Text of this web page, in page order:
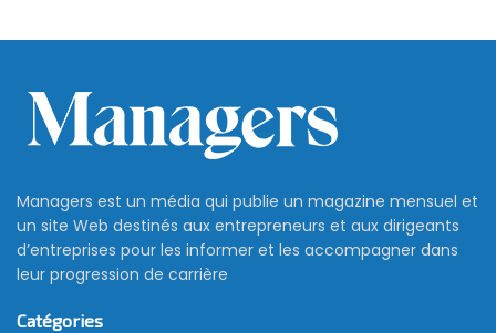
Managers est un média qui publie un magazine mensuel et
un site Web destinés aux entrepreneurs et aux dirigeants
d’entreprises pour les informer et les accompagner dans
leur progression de carrière
Catégories